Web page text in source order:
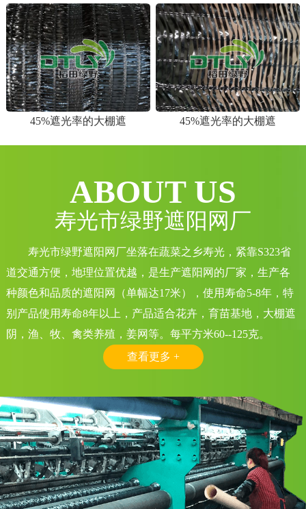
45%遮光率的大棚遮 45%遮光率的大棚遮
ABOUT US
寿光市绿野遮阳网厂
寿光市绿野遮阳网厂坐落在蔬菜之乡寿光，紧靠S323省
道交通方便，地理位置优越，是生产遮阳网的厂家，生产各
种颜色和品质的遮阳网（单幅达17米），使用寿命5-8年，特
别产品使用寿命8年以上，产品适合花卉，育苗基地，大棚遮
阴，渔、牧、禽类养殖，姜网等。每平方米60--125克。
查看更多 +